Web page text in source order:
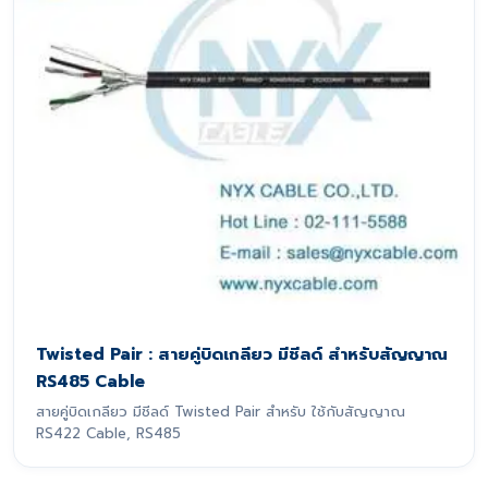
Twisted Pair : สายคู่บิดเกลียว มีชีลด์ สำหรับสัญญาณ
RS485 Cable
สายคู่บิดเกลียว มีชีลด์ Twisted Pair สำหรับ ใช้กับสัญญาณ
RS422 Cable, RS485